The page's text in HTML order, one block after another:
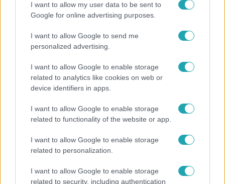
I want to allow my user data to be sent to
Google for online advertising purposes.
I want to allow Google to send me
personalized advertising.
I want to allow Google to enable storage
related to analytics like cookies on web or
device identifiers in apps.
I want to allow Google to enable storage
related to functionality of the website or app.
I want to allow Google to enable storage
related to personalization.
I want to allow Google to enable storage
related to security, including authentication
Ennek a 3 csillagjegynek sorsfordító találkozást
hozhat az augusztus
Hosszú Katinka a dokumentumfilmjében Shane